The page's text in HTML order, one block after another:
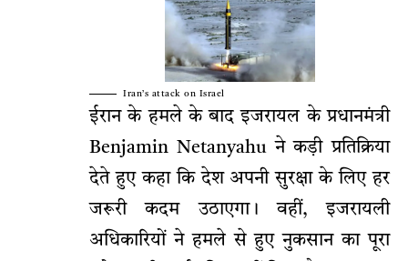
Iran’s attack on Israel
ईरान के हमले के बाद इजरायल के प्रधानमंत्री
Benjamin Netanyahu ने कड़ी प्रतिक्रिया
देते हुए कहा कि देश अपनी सुरक्षा के लिए हर
जरूरी कदम उठाएगा। वहीं, इजरायली
अधिकारियों ने हमले से हुए नुकसान का पूरा